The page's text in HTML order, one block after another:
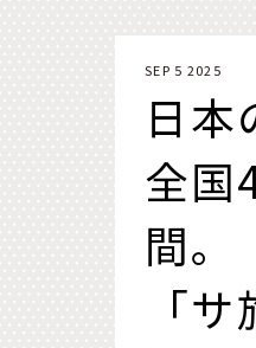
SEP 5 2025
日本
全国
間。
「